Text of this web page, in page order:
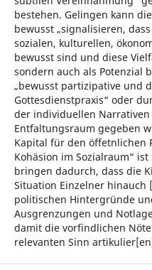
bestehen. Gelingen kann
bewusst „signalisieren,
sozialen, kulturellen,
bewusst sind und diese
sondern auch als Potenzial
„bewusst partizipative und
Gottesdienstpraxis“ oder
der individuellen
Entfaltungsraum gegeben
Kapital für den öffetnlichen
Kohäsion im Sozialraum“
bringen dadurch, dass die
Situation Einzelner
politischen Hintergründe
Ausgrenzungen und
damit die vorfindlichen
relevanten Sinn